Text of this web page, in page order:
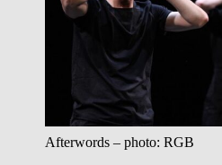
Afterwords – photo: RGB